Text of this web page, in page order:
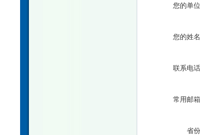
您的单位
您的姓名
联系电话
常用邮箱
省份